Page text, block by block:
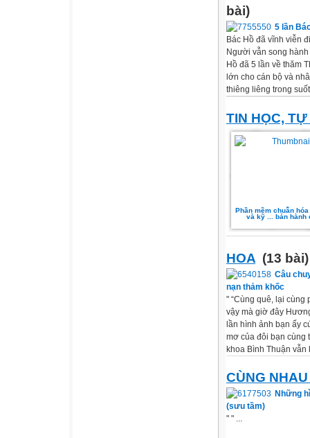
bài)
5 lần
Bác Hồ đã vĩnh viễn
Người vẫn song
Hồ đã 5 lần về thăm
lớn cho cán bộ và
thiêng liêng trong
TIN HỌC, TỰ
Phần mềm chuẫn
và kỹ ... bản hành
HOA (13 bài)
Câu
nạn thảm khốc
" “Cùng quê, lại cùng
vậy mà giờ đây
lần hình ảnh bạn ấy
mơ của đôi bạn cùng
khoa Bình Thuận vẫn
CÙNG
Những
(sưu tầm)
" " ...